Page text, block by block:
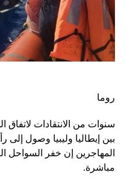
روما
سنوات من الانتقادات لاتفاق
بين إيطاليا وليبيا وصول إلى
المهاجرين إن خفر السواحل
مباشرة.